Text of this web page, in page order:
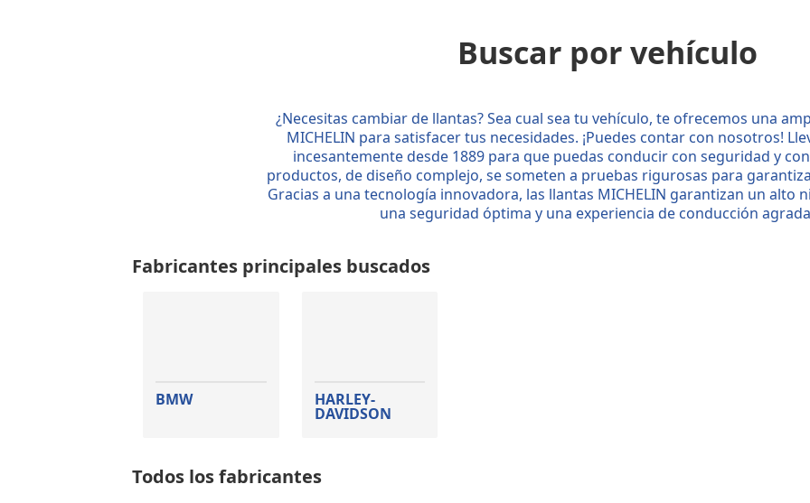
Buscar por vehículo
¿Necesitas cambiar de llantas? Sea cual sea tu vehículo, te ofrecemos una
MICHELIN para satisfacer tus necesidades. ¡Puedes contar con nosotros!
incesantemente desde 1889 para que puedas conducir con seguridad y
productos, de diseño complejo, se someten a pruebas rigurosas para
Gracias a una tecnología innovadora, las llantas MICHELIN garantizan un alto
una seguridad óptima y una experiencia de conducción
Fabricantes principales buscados
BMW HARLEY-
DAVIDSON
Todos los fabricantes